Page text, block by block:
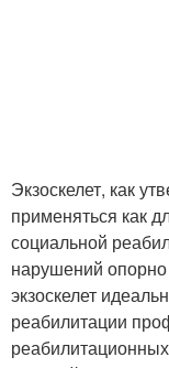
Экзоскелет, как
применяться как
социальной
нарушений
экзоскелет
реабилитации